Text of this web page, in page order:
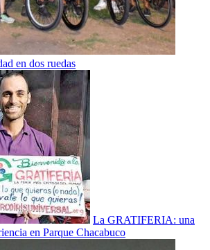
en dos ruedas
La GRATIFERIA: una
en Parque Chacabuco